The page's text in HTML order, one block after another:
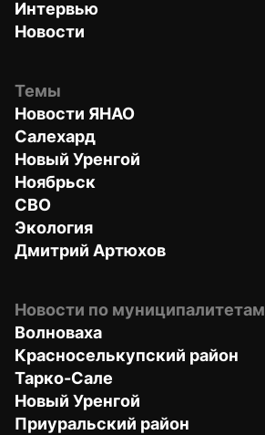
Интервью
Новости
Темы
Новости ЯНАО
Салехард
Новый Уренгой
Ноябрьск
СВО
Экология
Дмитрий Артюхов
Новости по муниципалитетам
Волноваха
Красноселькупский район
Тарко-Сале
Новый Уренгой
Приуральский район